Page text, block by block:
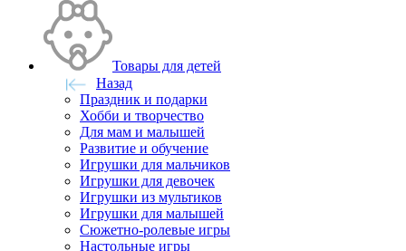
Товары для детей
Назад
Праздник и подарки
Хобби и творчество
Для мам и малышей
Развитие и обучение
Игрушки для мальчиков
Игрушки для девочек
Игрушки из мультиков
Игрушки для малышей
Сюжетно-ролевые игры
Настольные игры